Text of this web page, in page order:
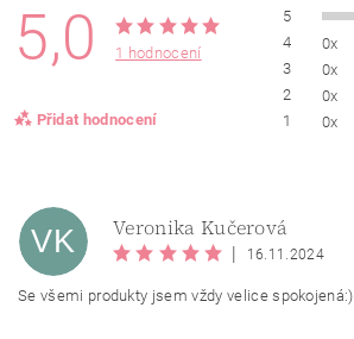
5,0 1 hodnocení
Přidat hodnocení
5
4
0x
3
0x
2
0x
1
0x
VK Veronika Kučerová
| 16.11.2024
Se všemi produkty jsem vždy velice spokojená:)